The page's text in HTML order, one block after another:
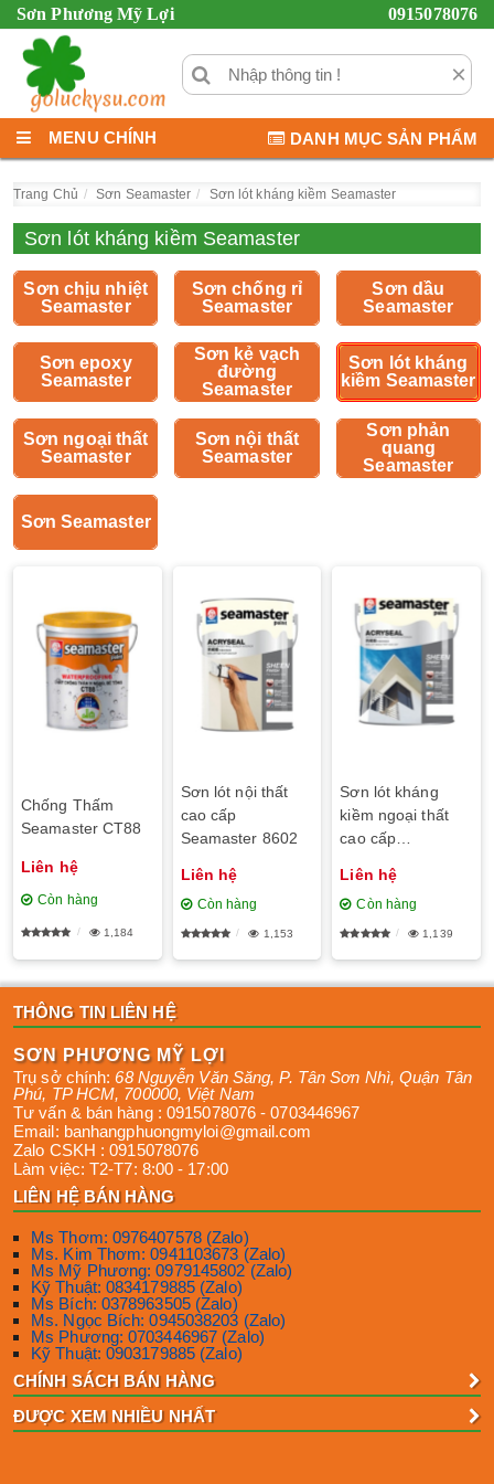
Sơn Phương Mỹ Lợi 0915078076
×
MENU CHÍNH DANH MỤC SẢN PHẨM
Trang Chủ Sơn Seamaster Sơn lót kháng kiềm Seamaster
Sơn lót kháng kiềm Seamaster
Sơn chịu nhiệt
Seamaster
Sơn chống rỉ
Seamaster
Sơn dầu
Seamaster
Sơn epoxy
Seamaster
Sơn kẻ vạch
đường
Seamaster
Sơn lót kháng
kiềm Seamaster
Sơn ngoại thất
Seamaster
Sơn nội thất
Seamaster
Sơn phản
quang
Seamaster
Sơn Seamaster
Chống Thấm
Seamaster CT88
Liên hệ
Còn hàng
1,184
Sơn lót nội thất
cao cấp
Seamaster 8602
Liên hệ
Còn hàng
1,153
Sơn lót kháng
kiềm ngoại thất
cao cấp
Liên hệ
Còn hàng
1,139
THÔNG TIN LIÊN HỆ
SƠN PHƯƠNG MỸ LỢI
Trụ sở chính:68 Nguyễn Văn Săng, P. Tân Sơn Nhì,Quận Tân
Phú, TP HCM, 700000, Việt Nam
Tư vấn & bán hàng : 0915078076 -0703446967
Email: banhangphuongmyloi@gmail.com
Zalo CSKH :0915078076
Làm việc: T2-T7: 8:00 - 17:00
LIÊN HỆ BÁN HÀNG
Ms Thơm: 0976407578 (Zalo)
Ms. Kim Thơm: 0941103673 (Zalo)
Ms Mỹ Phương: 0979145802 (Zalo)
Kỹ Thuật: 0834179885 (Zalo)
Ms Bích: 0378963505 (Zalo)
Ms. Ngọc Bích: 0945038203 (Zalo)
Ms Phương: 0703446967 (Zalo)
Kỹ Thuật: 0903179885 (Zalo)
CHÍNH SÁCH BÁN HÀNG
ĐƯỢC XEM NHIỀU NHẤT